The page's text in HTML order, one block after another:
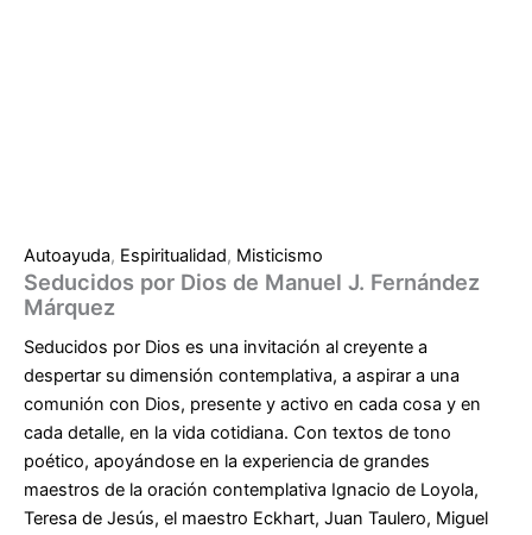
Autoayuda, Espiritualidad, Misticismo
Seducidos por Dios de Manuel J. Fernández
Márquez
Seducidos por Dios es una invitación al creyente a
despertar su dimensión contemplativa, a aspirar a una
comunión con Dios, presente y activo en cada cosa y en
cada detalle, en la vida cotidiana. Con textos de tono
poético, apoyándose en la experiencia de grandes
maestros de la oración contemplativa Ignacio de Loyola,
Teresa de Jesús, el maestro Eckhart, Juan Taulero, Miguel